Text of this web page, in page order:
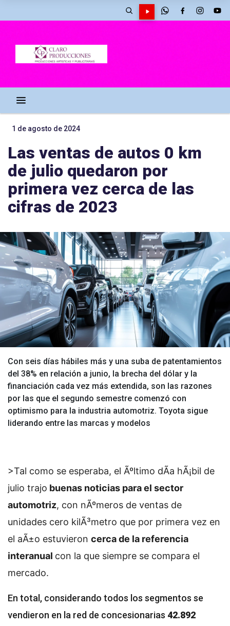
1 de agosto de 2024
Las ventas de autos 0 km
de julio quedaron por
primera vez cerca de las
cifras de 2023
Con seis días hábiles más y una suba de patentamientos
del 38% en relación a junio, la brecha del dólar y la
financiación cada vez más extendida, son las razones
por las que el segundo semestre comenzó con
optimismo para la industria automotriz. Toyota sigue
liderando entre las marcas y modelos
>Tal como se esperaba, el Ãºltimo dÃ­a hÃ¡bil de
julio trajo buenas noticias para el sector
automotriz, con nÃºmeros de ventas de
unidades cero kilÃ³metro que por primera vez en
el aÃ±o estuvieron cerca de la referencia
interanual con la que siempre se compara el
mercado.
En total, considerando todos los segmentos se
vendieron en la red de concesionarias 42.892